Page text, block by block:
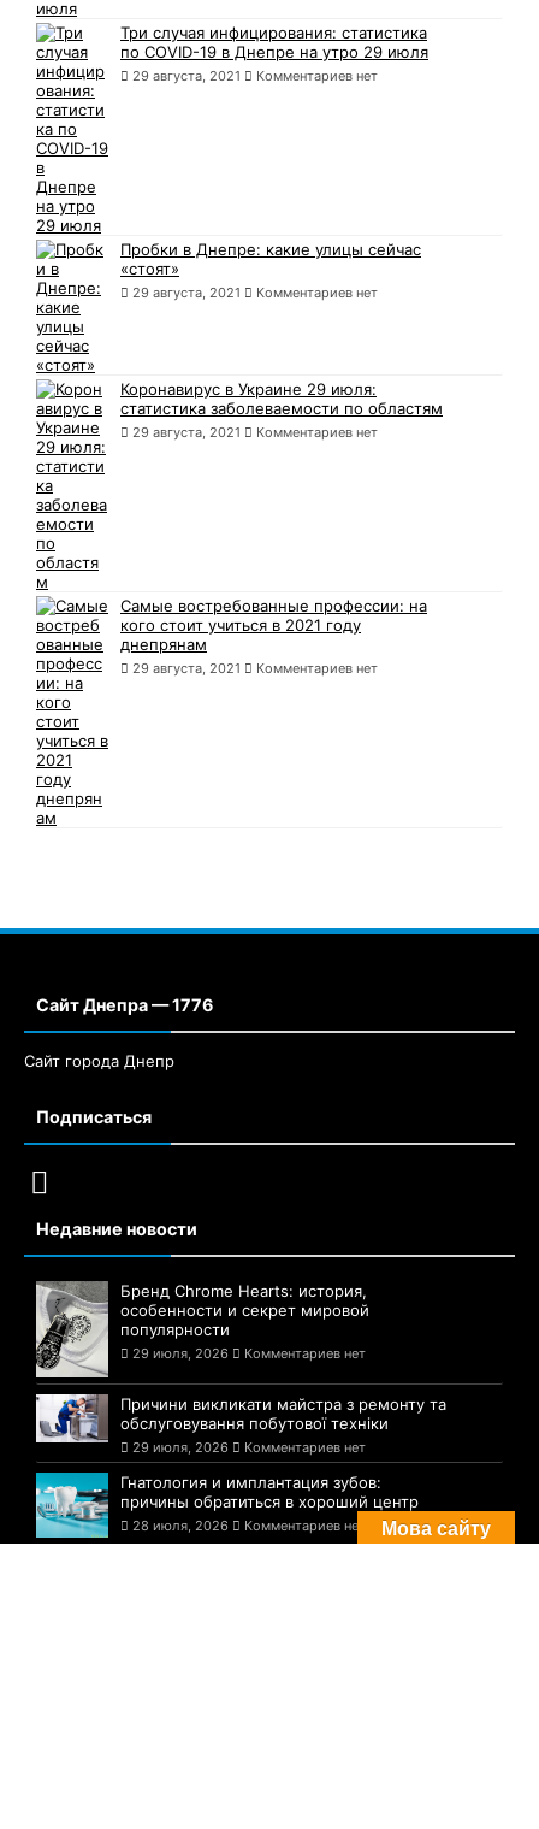
Три случая инфицирования: статистика
по COVID-19 в Днепре на утро 29 июля
29 августа, 2021 Комментариев нет
Пробки в Днепре: какие улицы сейчас
«стоят»
29 августа, 2021 Комментариев нет
Коронавирус в Украине 29 июля:
статистика заболеваемости по областям
29 августа, 2021 Комментариев нет
Самые востребованные профессии: на
кого стоит учиться в 2021 году
днепрянам
29 августа, 2021 Комментариев нет
Сайт Днепра — 1776
Сайт города Днепр
Подписаться
Недавние новости
Бренд Chrome Hearts: история,
особенности и секрет мировой
популярности
29 июля, 2026 Комментариев нет
Причини викликати майстра з ремонту та
обслуговування побутової техніки
29 июля, 2026 Комментариев нет
Гнатология и имплантация зубов:
причины обратиться в хороший центр
28 июля, 2026 Комментариев нет Мова сайту